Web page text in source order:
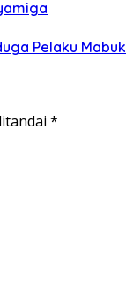
Pelaku Mabuk
*